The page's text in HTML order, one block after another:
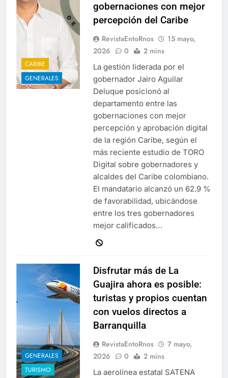
CARIBE
GENERALES
gobernaciones con mejor
percepción del Caribe
RevistaEntoRnos
15 mayo,
2026
0 2 mins
La gestión liderada por el
gobernador Jairo Aguilar
Deluque posicionó al
departamento entre las
gobernaciones con mejor
percepción y aprobación digital
de la región Caribe, según el
más reciente estudio de TORO
Digital sobre gobernadores y
alcaldes del Caribe colombiano.
El mandatario alcanzó un 62.9 %
de favorabilidad, ubicándose
entre los tres gobernadores
mejor calificados…
GENERALES
TURISMO
Disfrutar más de La
Guajira ahora es posible:
turistas y propios cuentan
con vuelos directos a
Barranquilla
RevistaEntoRnos
7 mayo,
2026
0 2 mins
La aerolínea estatal SATENA